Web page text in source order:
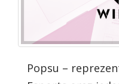
Popsu –